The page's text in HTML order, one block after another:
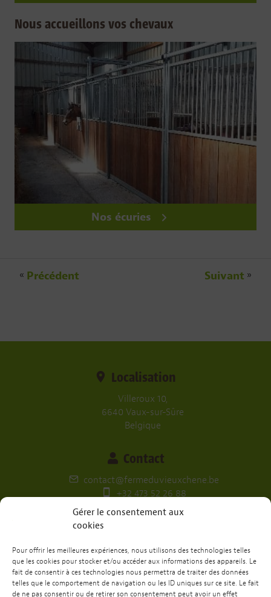
Gérer le consentement aux
cookies
Pour offrir les meilleures expériences, nous utilisons des technologies telles
que les cookies pour stocker et/ou accéder aux informations des appareils. Le
fait de consentir à ces technologies nous permettra de traiter des données
telles que le comportement de navigation ou les ID uniques sur ce site. Le fait
de ne pas consentir ou de retirer son consentement peut avoir un effet
Nous accueillons vos chevaux
Nos écuries
« Précédent Suivant »
Localisation
Villeroux 10,
6640 Vaux-sur-Sûre
Belgique
Contact
contact@fermeduvieuxchene.be
+32 473 52 26 88
Envie de passer un week-end ou une